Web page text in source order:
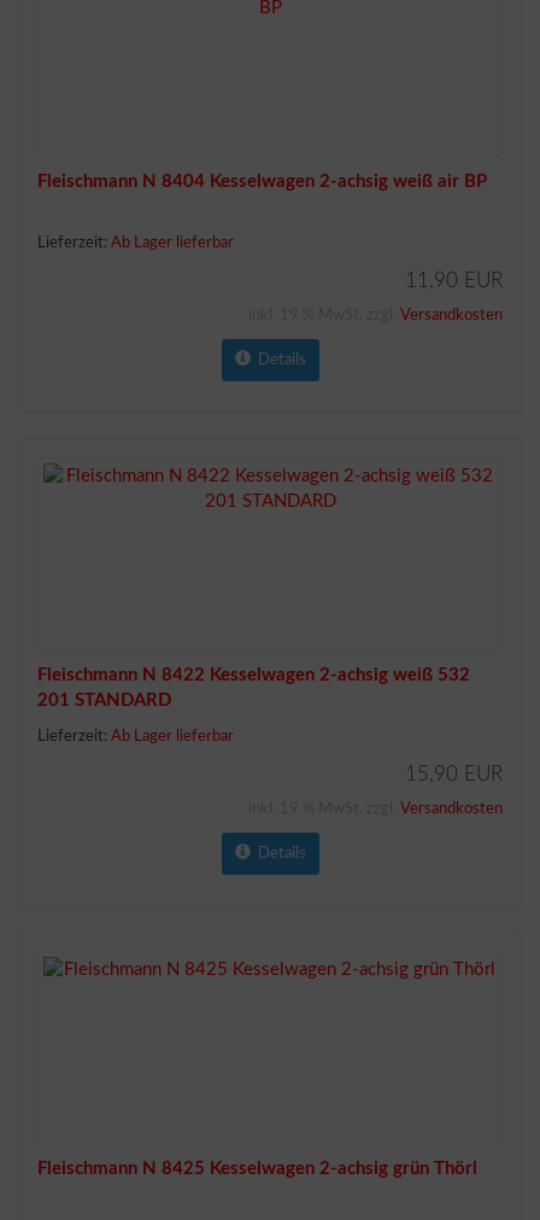
Fleischmann N 8404 Kesselwagen 2-achsig weiß air BP
Lieferzeit: Ab Lager lieferbar
11,90 EUR
Versandkosten
Details
Fleischmann N 8422 Kesselwagen 2-achsig weiß 532
201 STANDARD
Lieferzeit: Ab Lager lieferbar
15,90 EUR
Versandkosten
Details
Fleischmann N 8425 Kesselwagen 2-achsig grün Thörl